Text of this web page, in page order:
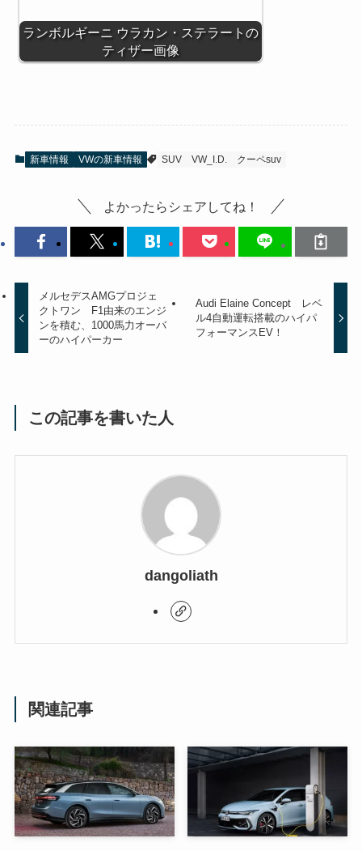
ランボルギーニ ウラカン・ステラートの
ティザー画像
新車情報 VWの新車情報 SUV VW_I.D. クーペsuv
よかったらシェアしてね！
メルセデスAMGプロジェ
クトワン F1由来のエンジ
ンを積む、1000馬力オーバ
ーのハイパーカー
Audi Elaine Concept レベ
ル4自動運転搭載のハイパ
フォーマンスEV！
この記事を書いた人
dangoliath
関連記事